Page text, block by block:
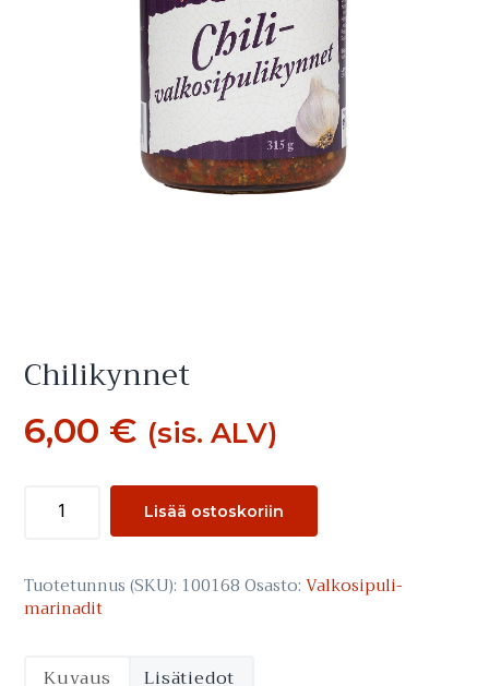
Chilikynnet
6,00 € (sis. ALV)
Chilikynnet
määrä
Lisää ostoskoriin
Tuotetunnus (SKU): 100168 Osasto:Valkosipuli­
marinadit
Kuvaus Lisätiedot